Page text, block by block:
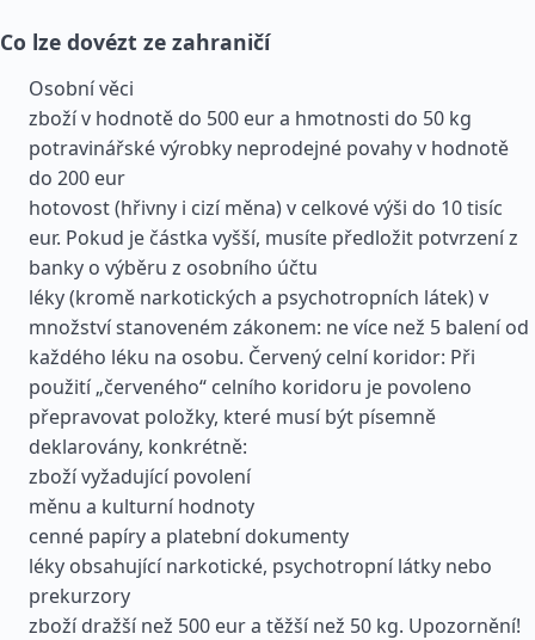
Co lze dovézt ze zahraničí
Osobní věci
zboží v hodnotě do 500 eur a hmotnosti do 50 kg
potravinářské výrobky neprodejné povahy v hodnotě
do 200 eur
hotovost (hřivny i cizí měna) v celkové výši do 10 tisíc
eur. Pokud je částka vyšší, musíte předložit potvrzení z
banky o výběru z osobního účtu
léky (kromě narkotických a psychotropních látek) v
množství stanoveném zákonem: ne více než 5 balení od
každého léku na osobu. Červený celní koridor: Při
použití „červeného“ celního koridoru je povoleno
přepravovat položky, které musí být písemně
deklarovány, konkrétně:
zboží vyžadující povolení
měnu a kulturní hodnoty
cenné papíry a platební dokumenty
léky obsahující narkotické, psychotropní látky nebo
prekurzory
zboží dražší než 500 eur a těžší než 50 kg. Upozornění!